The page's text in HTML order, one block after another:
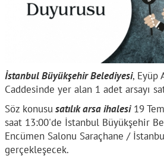
İstanbul Büyükşehir Belediyesi, Eyüp
Caddesinde yer alan 1 adet arsayı
Söz konusu satılık arsa ihalesi19
saat 13:00'de İstanbul Büyükşehir
Encümen Salonu Saraçhane /
gerçekleşecek.